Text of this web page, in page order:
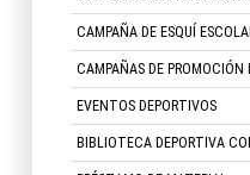
CAMPAÑA DE ESQUÍ
CAMPAÑAS DE PROMOCIÓN
EVENTOS DEPORTIVOS
BIBLIOTECA DEPORTIVA